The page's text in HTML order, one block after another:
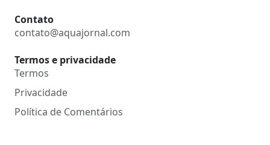
Contato
contato@aquajornal.com
Termos e privacidade
Termos
Privacidade
Política de Comentários